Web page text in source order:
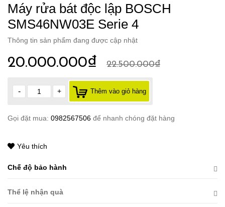
Máy rửa bát độc lập BOSCH
SMS46NW03E Serie 4
Thông tin sản phẩm đang được cập nhật
20.000.000₫ 22.500.000₫
- + Thêm vào giỏ hàng
Gọi đặt mua: 0982567506 để nhanh chóng đặt hàng
Yêu thích
Chế độ bảo hành
Thể lệ nhận quà